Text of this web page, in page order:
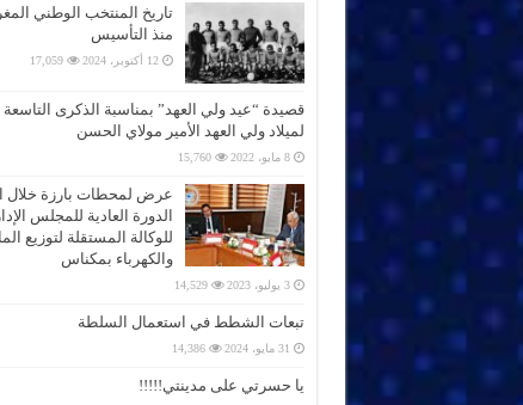
تاريخ المنتخب الوطني
منذ التأسيس
12 أكتوبر، 2024 17,059
قصيدة “عيد ولي العهد” بمناسبة الذكرى
لميلاد ولي العهد الأمير مولاي الحسن
8 مايو، 2022 15,760
عرض لمحطات بارزة خلال
الدورة العادية للمجلس
للوكالة المستقلة لتوزيع
والكهرباء بمكناس
3 يوليو، 2023 14,529
تبعات الشطط في استعمال السلطة
31 مايو، 2024 14,386
يا حسرتي على مدينتي!!!!!